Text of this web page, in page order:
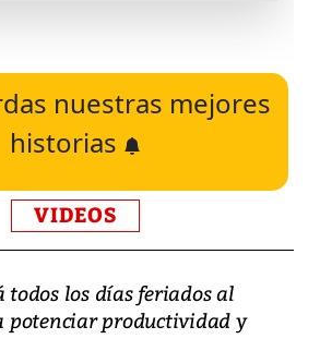
nuestras mejores
historias
VIDEOS
todos los días feriados al
potenciar productividad y